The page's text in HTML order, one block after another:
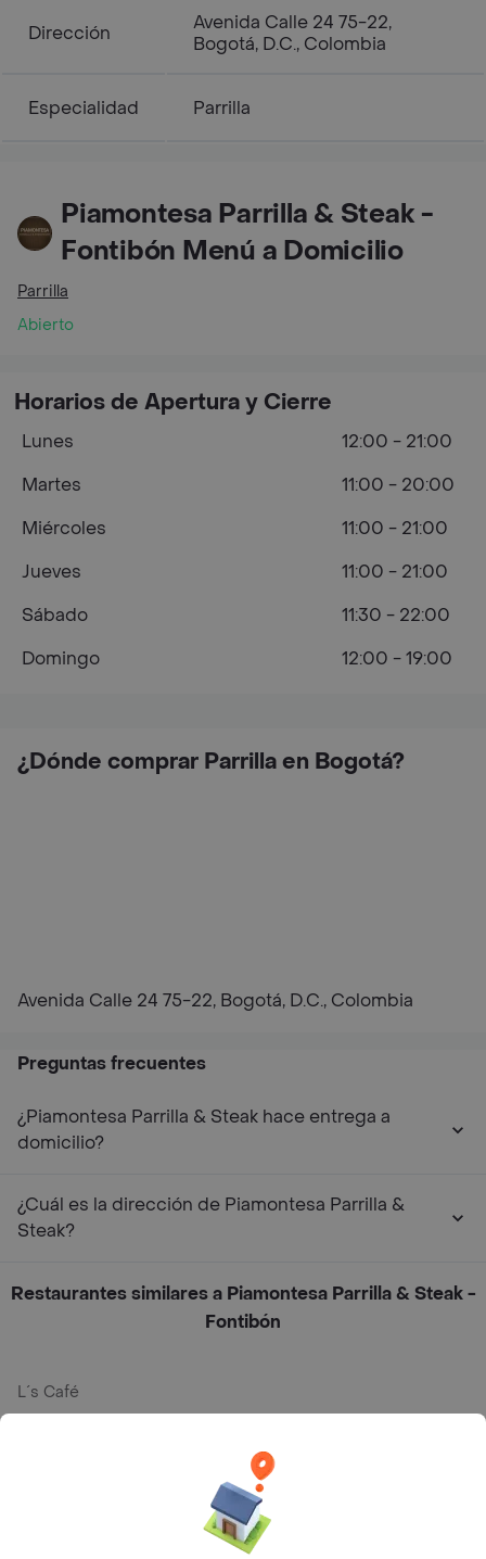
Dirección
Avenida Calle 24 75-22,
Bogotá, D.C., Colombia
Especialidad Parrilla
Piamontesa Parrilla & Steak -
Fontibón Menú a Domicilio
Parrilla
Abierto
¿Dónde comprar Parrilla en Bogotá?
Avenida Calle 24 75-22, Bogotá, D.C., Colombia
Horarios de Apertura y Cierre
Lunes
12:00 - 21:00
Martes
11:00 - 20:00
Miércoles
11:00 - 21:00
Jueves
11:00 - 21:00
Sábado
11:30 - 22:00
Domingo
12:00 - 19:00
Preguntas frecuentes
¿Piamontesa Parrilla & Steak hace entrega a
domicilio?
¿Cuál es la dirección de Piamontesa Parrilla &
Steak?
Restaurantes similares a Piamontesa Parrilla & Steak -
Fontibón
L´s Café